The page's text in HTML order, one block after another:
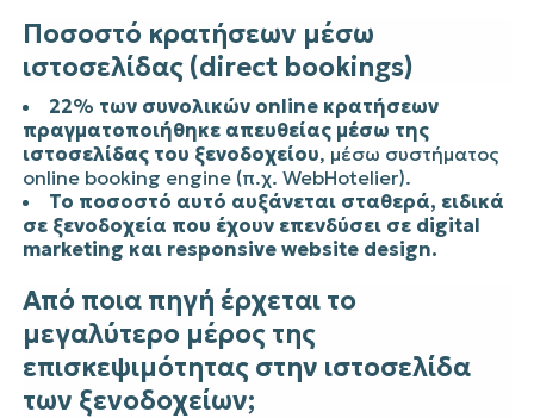
Ποσοστό κρατήσεων μέσω
ιστοσελίδας (direct bookings)
22% των συνολικών online κρατήσεων
πραγματοποιήθηκε απευθείας μέσω της
ιστοσελίδας του ξενοδοχείου, μέσω συστήματος
online booking engine (π.χ. WebHotelier).
Το ποσοστό αυτό αυξάνεται σταθερά, ειδικά
σε ξενοδοχεία που έχουν επενδύσει σε digital
marketing και responsive website design.
Από ποια πηγή έρχεται το
μεγαλύτερο μέρος της
επισκεψιμότητας στην ιστοσελίδα
των ξενοδοχείων;